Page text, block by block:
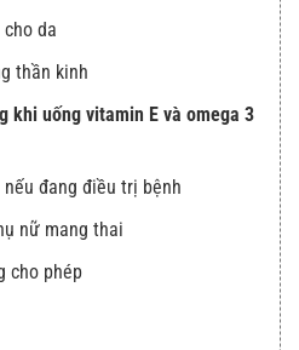
da
thần kinh
khi uống vitamin E và omega 3
đang điều trị bệnh
nữ mang thai
cho phép